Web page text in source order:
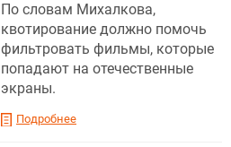
По словам Михалкова,
квотирование должно помочь
фильтровать фильмы, которые
попадают на отечественные
экраны.
Подробнее